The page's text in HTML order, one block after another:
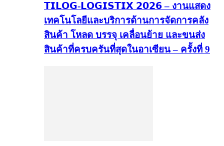
𝗧𝗜𝗟𝗢𝗚-𝗟𝗢𝗚𝗜𝗦𝗧𝗜𝗫 𝟮𝟬𝟮𝟲 – งานแสดง
เทคโนโลยีและบริการด้านการจัดการคลัง
สินค้า โหลด บรรจุ เคลื่อนย้าย และขนส่ง
สินค้าที่ครบครันที่สุดในอาเซียน – ครั้งที่ 9